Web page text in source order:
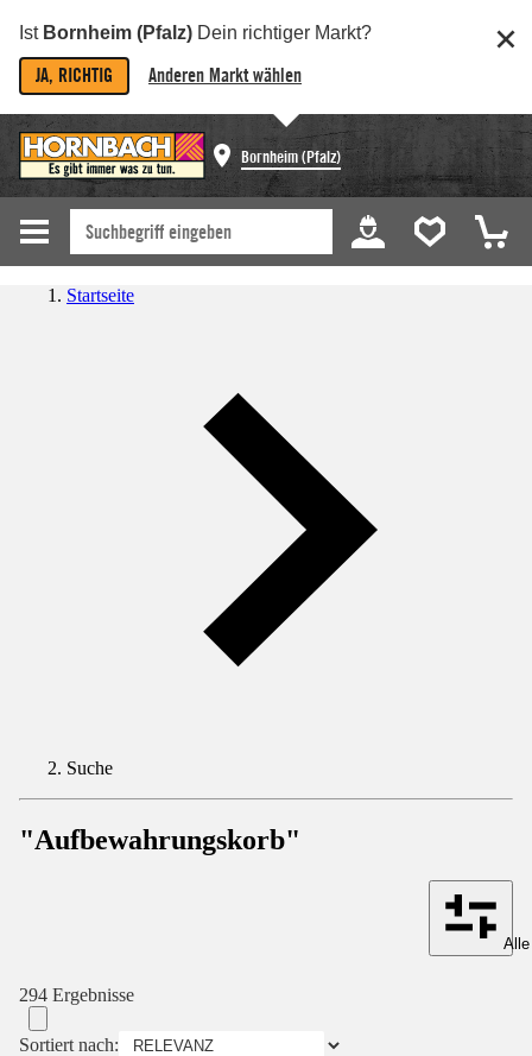
Ist Bornheim (Pfalz) Dein richtiger Markt?
JA, RICHTIG Anderen Markt wählen
Bornheim (Pfalz)
Startseite
Suche
"Aufbewahrungskorb"
294 Ergebnisse
Sortiert nach: